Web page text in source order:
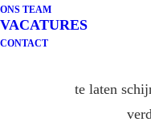
ONS TEAM
VACATURES
CONTACT
onze nieuwste
met het oplossen
te laten